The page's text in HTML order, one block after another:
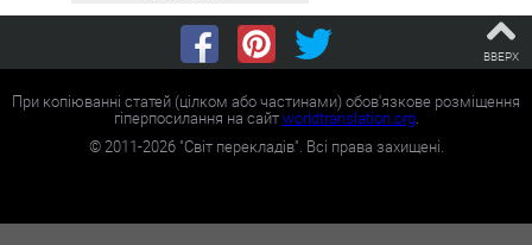
ВВЕРХ
При копіюванні статей (цілком або частинами) обов'язкове розміщення
гіперпосилання на сайтworldtranslation.org.
©2011-2026"Світ перекладів". Всі права захищені.